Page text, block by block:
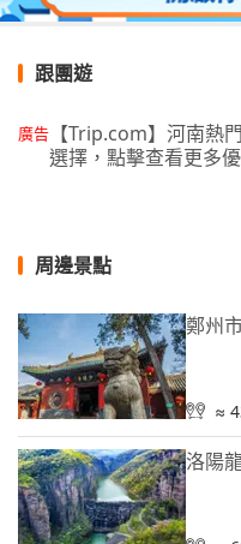
跟團遊
廣告 【Trip.com】河南熱
選擇，點擊查看更多
周邊景點
鄭州
≈
洛陽